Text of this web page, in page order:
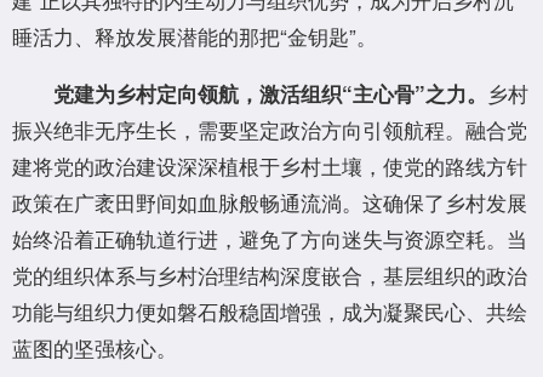
睡活力、释放发展潜能的那把“金钥匙”。
党建为乡村定向领航，激活组织“主心骨”之力。 乡村
振兴绝非无序生长，需要坚定政治方向引领航程。融合党
建将党的政治建设深深植根于乡村土壤，使党的路线方针
政策在广袤田野间如血脉般畅通流淌。这确保了乡村发展
始终沿着正确轨道行进，避免了方向迷失与资源空耗。当
党的组织体系与乡村治理结构深度嵌合，基层组织的政治
功能与组织力便如磐石般稳固增强，成为凝聚民心、共绘
蓝图的坚强核心。